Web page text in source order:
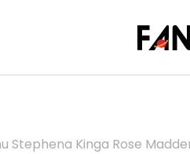
Stephena Kinga Rose